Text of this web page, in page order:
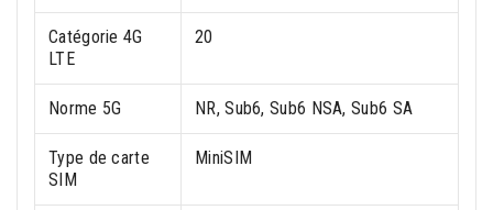
Catégorie 4G
LTE
20
Norme 5G NR, Sub6, Sub6 NSA, Sub6 SA
Type de carte
SIM
MiniSIM